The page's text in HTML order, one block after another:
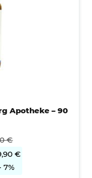
Apotheke – 90
€
€
7%